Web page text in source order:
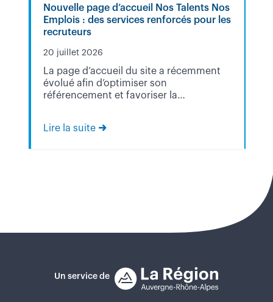
Nouvelle page d’accueil Nos Talents Nos
Emplois : des services renforcés pour les
recruteurs
20 juillet 2026
La page d’accueil du site a récemment
évolué afin d’optimiser son
référencement et favoriser la
Lire la suite
Un service de